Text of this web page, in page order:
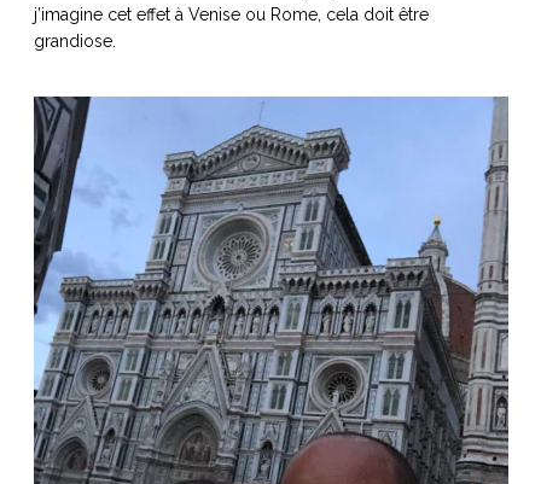
j’imagine cet effet à Venise ou Rome, cela doit être
grandiose.